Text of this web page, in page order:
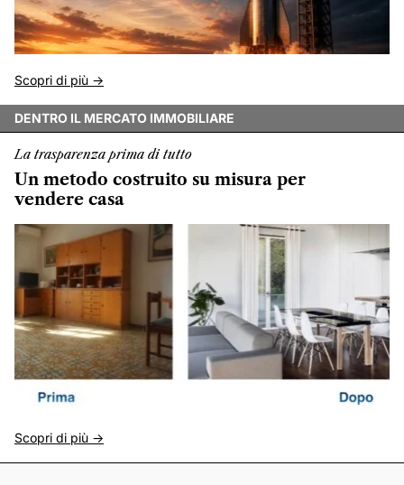
Scopri di più ->
DENTRO IL MERCATO IMMOBILIARE
La trasparenza prima di tutto
Un metodo costruito su misura per
vendere casa
Scopri di più ->